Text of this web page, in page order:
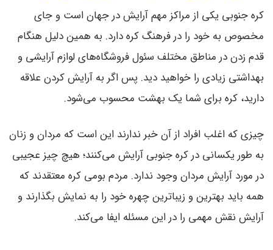
کره جنوبی یکی از مراکز مهم آرایش در جهان است و جای
مخصوص به خود را در فرهنگ کره دارد. به همین دلیل هنگام
قدم زدن در مناطق مختلف سئول فروشگاه‌های لوازم آرایشی و
بهداشتی زیادی را خواهید دید. پس اگر به آرایش کردن علاقه
دارید، کره برای شما یک بهشت محسوب می‌شود.
چیزی که اغلب افراد از آن خبر ندارند این است که مردان و زنان
به طور یکسانی در کره جنوبی آرایش می‌کنند؛ هیچ چیز عجیبی
در مورد آرایش مردان وجود ندارد. مردم بومی کره معتقدند که
همه باید بهترین و زیباترین چهره خود را به نمایش بگذارند و
آرایش نقش مهمی را در این مسئله ایفا می‌کند.